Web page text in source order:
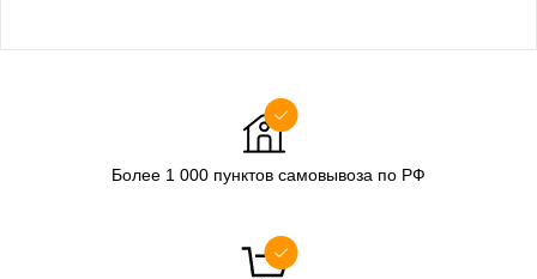
Более 1 000 пунктов самовывоза по РФ